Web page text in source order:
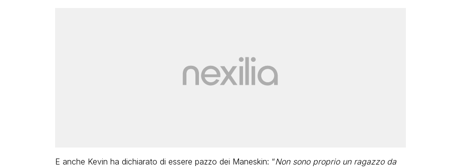
E anche Kevin ha dichiarato di essere pazzo dei Maneskin: “Non sono proprio un ragazzo da